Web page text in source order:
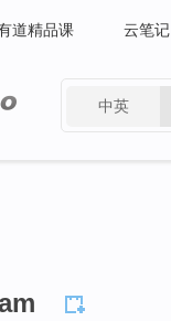
道精品课 云笔记
中英